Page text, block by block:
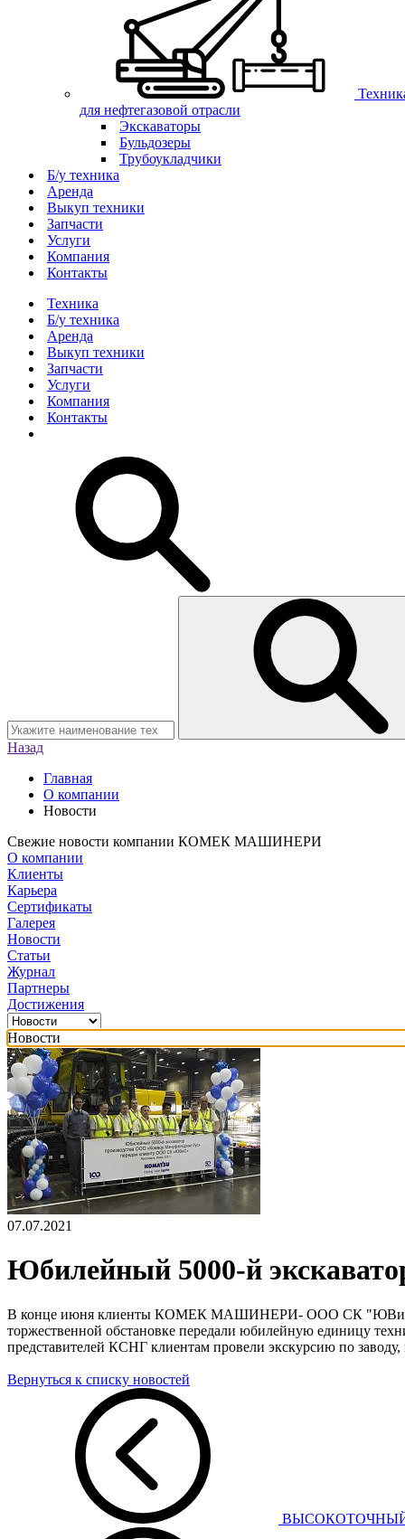
для нефтегазовой отрасли
Экскаваторы
Бульдозеры
Трубоукладчики
Б/у техника
Аренда
Выкуп техники
Запчасти
Услуги
Компания
Контакты
Техника
Б/у техника
Аренда
Выкуп техники
Запчасти
Услуги
Компания
Контакты
Назад
Главная
О компании
Новости
Свежие новости компании КОМЕК МАШИНЕРИ
О компании
Клиенты
Карьера
Сертификаты
Галерея
Новости
Статьи
Журнал
Партнеры
Достижения
Новости
07.07.2021
Юбилейный 5000-й
В конце июня клиенты КОМЕК МАШИНЕРИ- ООО СК "ЮВиС"-
торжественной обстановке передали юбилейную единицу
представителей КСНГ клиентам провели экскурсию по
Вернуться к списку новостей
ВЫСОКОТОЧНЫЙ